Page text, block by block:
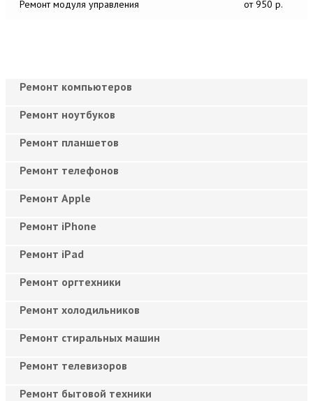
Ремонт модуля управления от 950 р.
Ремонт компьютеров
Ремонт ноутбуков
Ремонт планшетов
Ремонт телефонов
Ремонт Apple
Ремонт iPhone
Ремонт iPad
Ремонт оргтехники
Ремонт холодильников
Ремонт стиральных машин
Ремонт телевизоров
Ремонт бытовой техники